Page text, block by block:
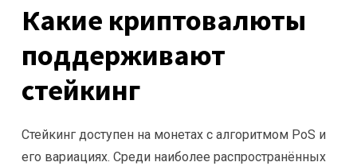
Какие криптовалюты
поддерживают
стейкинг
Стейкинг доступен на монетах с алгоритмом PoS и
его вариациях. Среди наиболее распространённых